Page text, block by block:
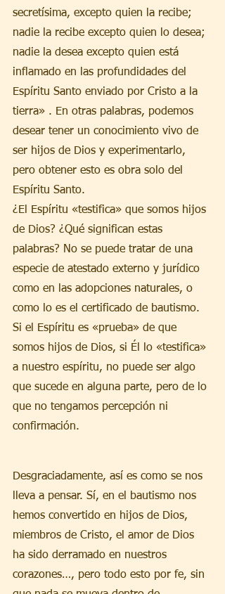
secretísima, excepto quien la recibe;
nadie la recibe excepto quien lo desea;
nadie la desea excepto quien está
inflamado en las profundidades del
Espíritu Santo enviado por Cristo a la
tierra» . En otras palabras, podemos
desear tener un conocimiento vivo de
ser hijos de Dios y experimentarlo,
pero obtener esto es obra solo del
Espíritu Santo.
¿El Espíritu «testifica» que somos hijos
de Dios? ¿Qué significan estas
palabras? No se puede tratar de una
especie de atestado externo y jurídico
como en las adopciones naturales, o
como lo es el certificado de bautismo.
Si el Espíritu es «prueba» de que
somos hijos de Dios, si Él lo «testifica»
a nuestro espíritu, no puede ser algo
que sucede en alguna parte, pero de lo
que no tengamos percepción ni
confirmación.
Desgraciadamente, así es como se nos
lleva a pensar. Sí, en el bautismo nos
hemos convertido en hijos de Dios,
miembros de Cristo, el amor de Dios
ha sido derramado en nuestros
corazones…, pero todo esto por fe, sin